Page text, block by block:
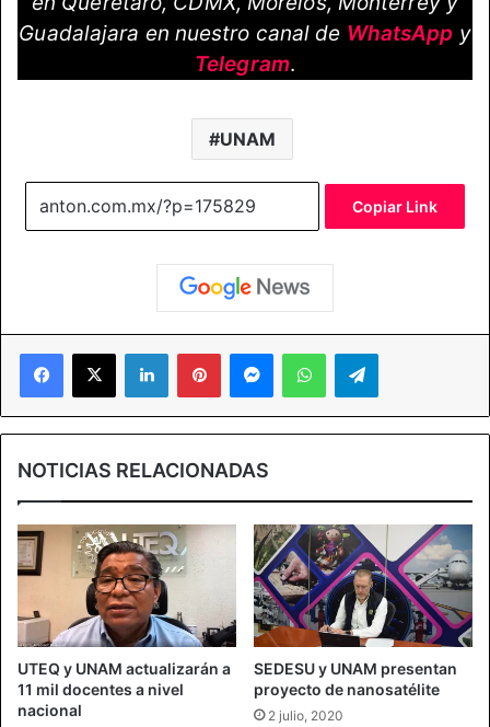
Guadalajara en nuestro canal de WhatsApp y
Telegram.
UNAM
Copiar Link
Facebook
X LinkedInPinterestMessengerWhatsAppTelegram
NOTICIAS RELACIONADAS
UTEQ y UNAM actualizarán a
11 mil docentes a nivel
nacional
SEDESU y UNAM presentan
proyecto de nanosatélite
2 julio, 2020